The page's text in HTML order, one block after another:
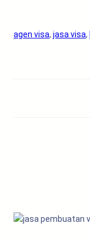
agen visa, jasa visa,